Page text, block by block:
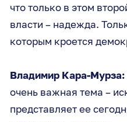
что только в этом
власти – надежда.
которым кроется
Владимир Кара-Мурза:
очень важная тема –
представляет ее